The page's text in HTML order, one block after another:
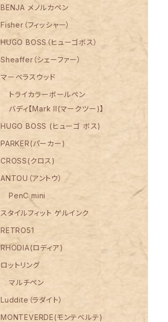
BENJA メノルカペン
Fisher（フィッシャー）
HUGO BOSS（ヒューゴボス）
Sheaffer（シェーファー）
マーベラスウッド
トライカラーボールペン
バディ【Mark II(マークツー)】
HUGO BOSS (ヒューゴ ボス)
PARKER(パーカー)
CROSS(クロス)
ANTOU（アントウ）
PenC mini
スタイルフィット ゲルインク
RETRO51
RHODIA(ロディア)
ロットリング
マルチペン
Luddite（ラダイト）
MONTEVERDE(モンテベルテ)